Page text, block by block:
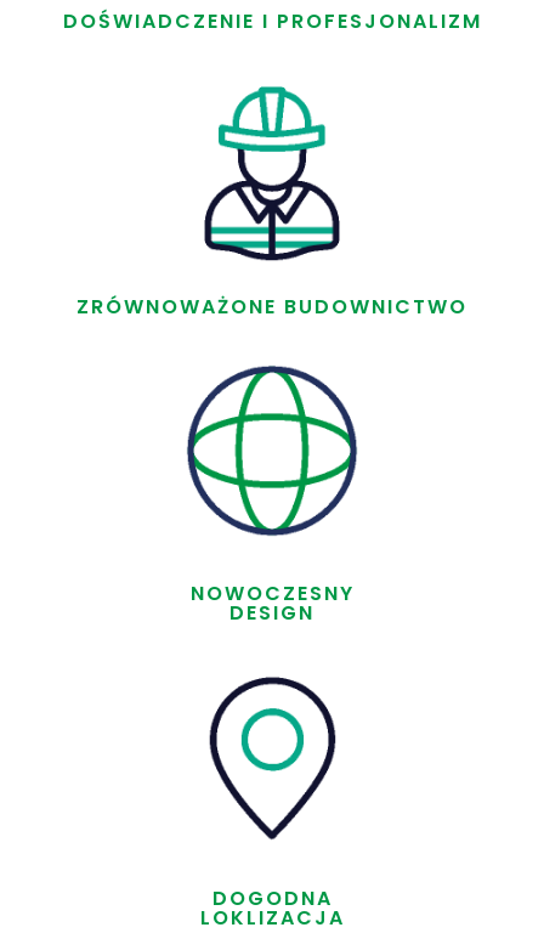
DOŚWIADCZENIE I PROFESJONALIZM
ZRÓWNOWAŻONE BUDOWNICTWO
NOWOCZESNY
DESIGN
DOGODNA
LOKLIZACJA